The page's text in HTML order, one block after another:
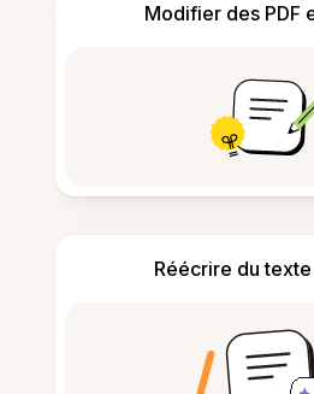
Modifier des PDF
Réécrire du